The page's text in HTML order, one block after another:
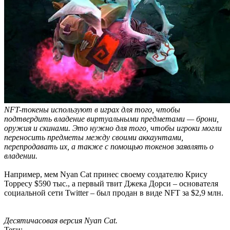
NFT-токены используют в играх для того, чтобы
подтвердить владение виртуальными предметами — брони,
оружия и скинами. Это нужно для того, чтобы игроки могли
переносить предметы между своими аккаунтами,
перепродавать их, а также с помощью токенов заявлять о
владении.
Например, мем Nyan Cat принес своему создателю Крису
Торресу $590 тыс., а первый твит Джека Дорси – основателя
социальной сети Twitter – был продан в виде NFT за $2,9 млн.
Десятичасовая версия Nyan Cat.